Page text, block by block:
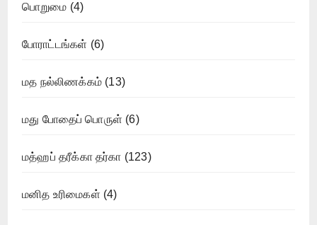
பொறுமை (4)
போராட்டங்கள் (6)
மத நல்லிணக்கம் (13)
மது போதைப் பொருள் (6)
மத்ஹப் தரீக்கா தர்கா (123)
மனித உரிமைகள் (4)